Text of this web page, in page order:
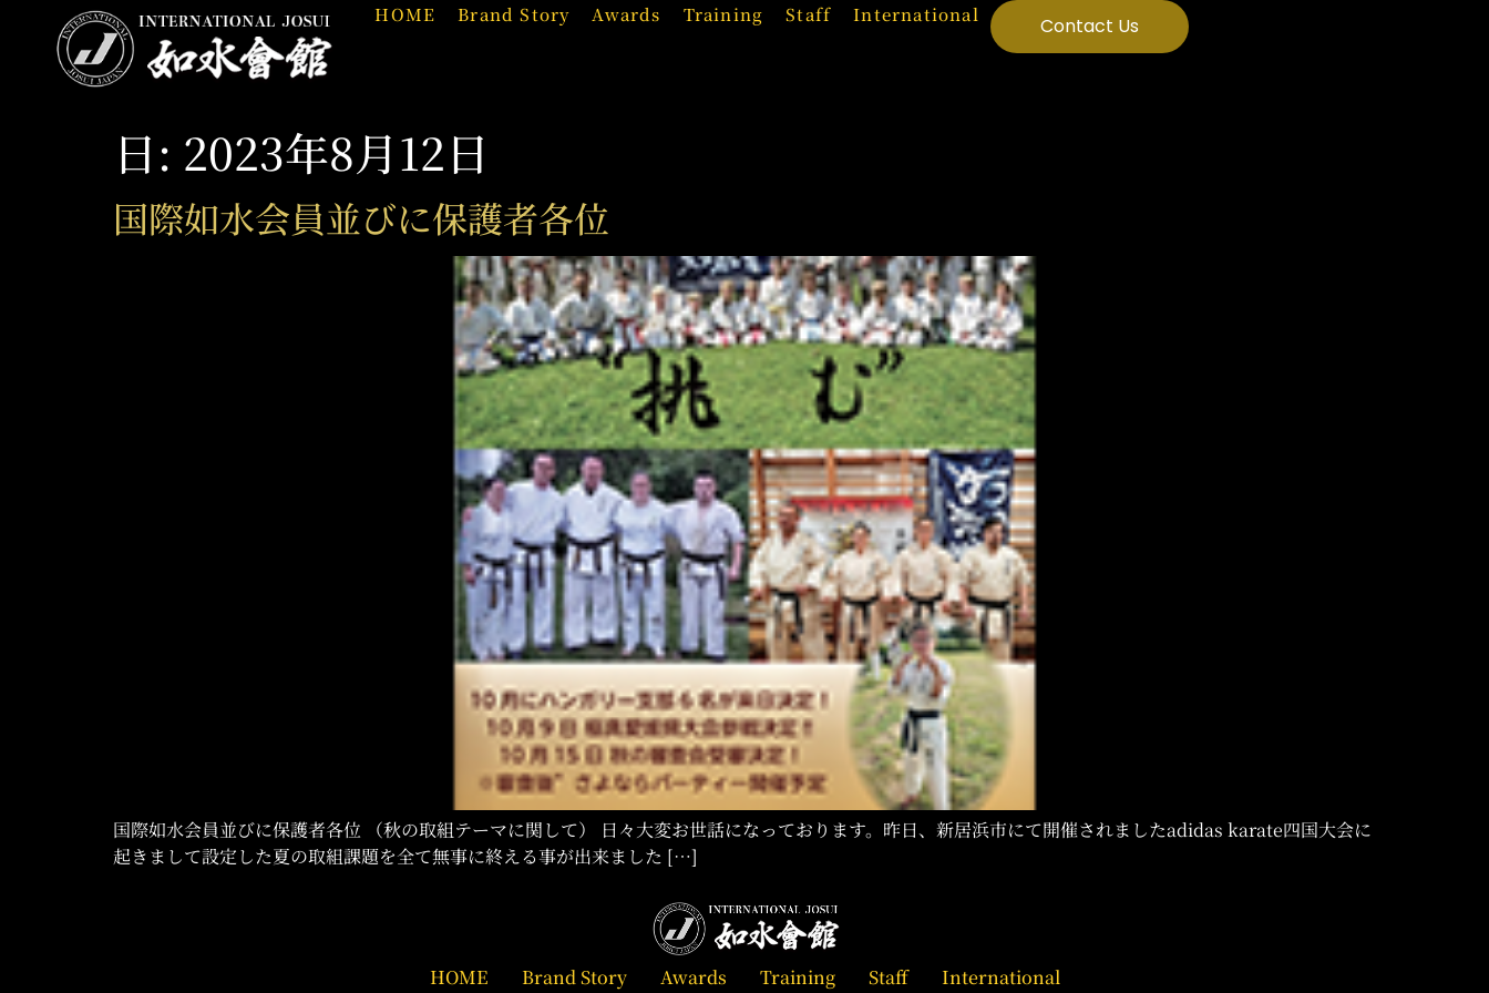
HOME Brand Story Awards Training Staff International Contact Us
日: 2023年8月12日
国際如水会員並びに保護者各位
国際如水会員並びに保護者各位 （秋の取組テーマに関して） 日々大変お世話になっております。昨日、新居浜市にて開催されましたadidas karate四国大会に
起きまして設定した夏の取組課題を全て無事に終える事が出来ました […]
HOME Brand Story Awards Training Staff International